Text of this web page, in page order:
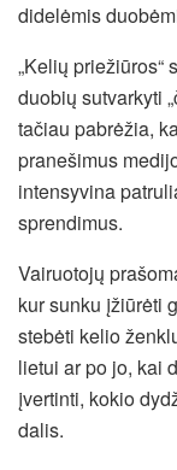
didelėmis
„Kelių priežiūros“
duobių sutvarkyti
tačiau pabrėžia,
pranešimus
intensyvina
sprendimus.
Vairuotojų
kur sunku įžiūrėti
stebėti kelio
lietui ar po jo, kai
įvertinti, kokio
dalis.